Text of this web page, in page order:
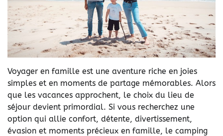
Voyager en famille est une aventure riche en joies
simples et en moments de partage mémorables. Alors
que les vacances approchent, le choix du lieu de
séjour devient primordial. Si vous recherchez une
option qui allie confort, détente, divertissement,
évasion et moments précieux en famille, le camping